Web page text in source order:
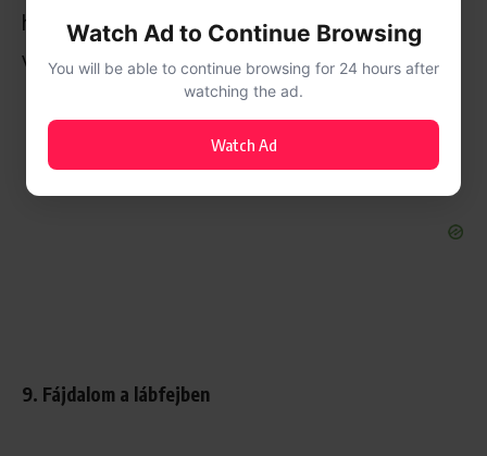
hogy a végtagban akadályozott a
véráramlás.
9. Fájdalom a lábfejben
Watch Ad to Continue Browsing
You will be able to continue browsing for 24 hours after
watching the ad.
Watch Ad